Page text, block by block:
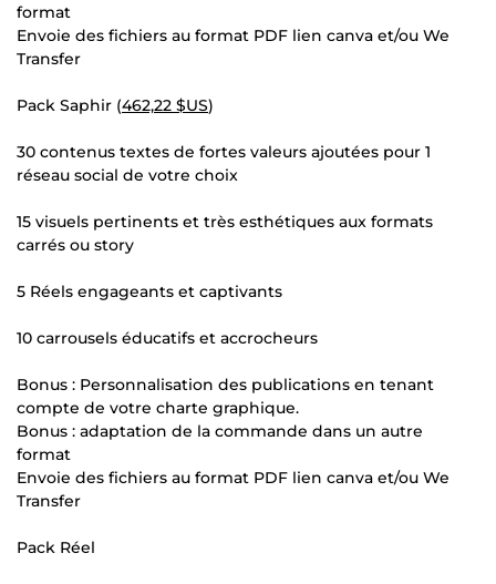
format
Envoie des fichiers au format PDF lien canva et/ou We
Transfer
Pack Saphir (462,22 $US)
30 contenus textes de fortes valeurs ajoutées pour 1
réseau social de votre choix
15 visuels pertinents et très esthétiques aux formats
carrés ou story
5 Réels engageants et captivants
10 carrousels éducatifs et accrocheurs
Bonus : Personnalisation des publications en tenant
compte de votre charte graphique.
Bonus : adaptation de la commande dans un autre
format
Envoie des fichiers au format PDF lien canva et/ou We
Transfer
Pack Réel